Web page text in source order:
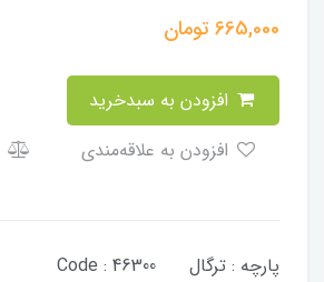
665,000تومان
پارچه : ترگال Code : 46300